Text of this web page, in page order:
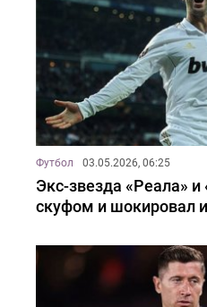
Футбол 03.05.2026, 06:25
Экс-звезда «Реала» и
скуфом и шокировал